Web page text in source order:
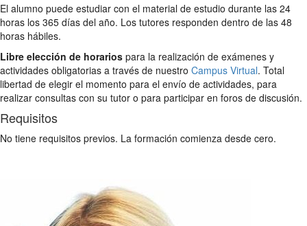
El alumno puede estudiar con el material de estudio durante las 24
horas los 365 días del año. Los tutores responden dentro de las 48
horas hábiles.
Libre elección de horarios para la realización de exámenes y
actividades obligatorias a través de nuestro Campus Virtual. Total
libertad de elegir el momento para el envío de actividades, para
realizar consultas con su tutor o para participar en foros de discusión.
Requisitos
No tiene requisitos previos. La formación comienza desde cero.